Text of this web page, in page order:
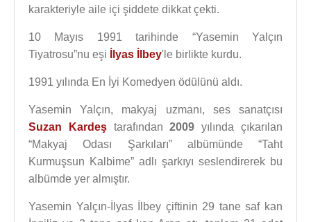
karakteriyle aile içi şiddete dikkat çekti.
10 Mayıs 1991 tarihinde “Yasemin Yalçın
Tiyatrosu”nu eşi
İlyas İlbey'le birlikte kurdu.
1991 yılında En İyi Komedyen ödülünü aldı.
Yasemin Yalçın, makyaj uzmanı, ses sanatçısı
Suzan Kardeştarafından2009 yılında çıkarılan
“Makyaj Odası Şarkıları” albümünde “Taht
Kurmuşsun Kalbime” adlı şarkıyı seslendirerek bu
albümde yer almıştır.
Yasemin Yalçın-İlyas İlbey çiftinin 29 tane saf kan